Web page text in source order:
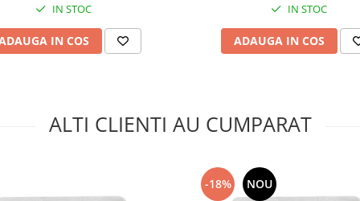
IN STOC
IN COS
IN STOC
ADAUGA IN COS
ALTI CLIENTI AU CUMPARAT
-18% NOU